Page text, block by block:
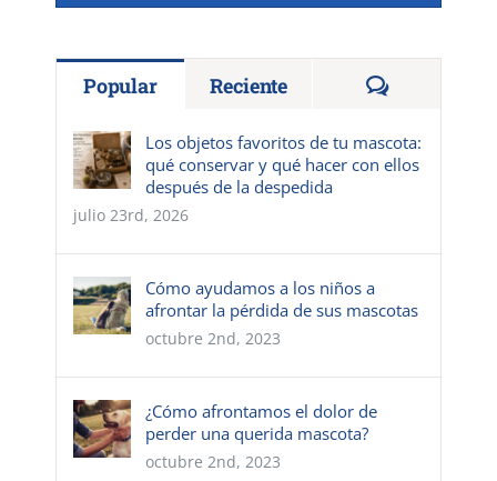
Popular Reciente
Los objetos favoritos de tu mascota:
qué conservar y qué hacer con ellos
después de la despedida
julio 23rd, 2026
Cómo ayudamos a los niños a
afrontar la pérdida de sus mascotas
octubre 2nd, 2023
¿Cómo afrontamos el dolor de
perder una querida mascota?
octubre 2nd, 2023